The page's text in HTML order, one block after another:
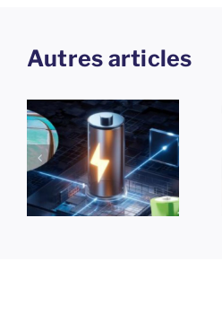
Autres articles
25e
Conférence
internationale
sur les
solides
ioniques -
Solid State